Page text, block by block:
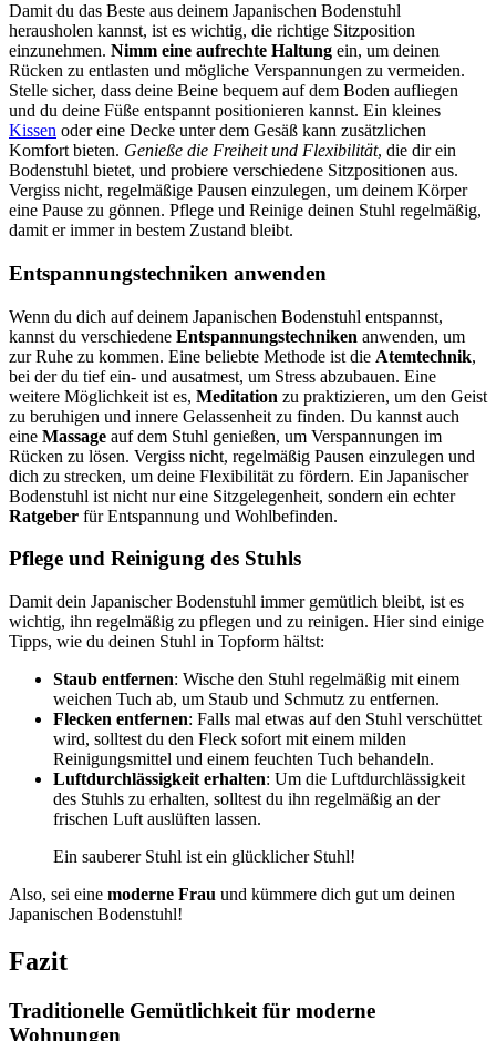
Damit du das Beste aus deinem Japanischen Bodenstuhl
herausholen kannst, ist es wichtig, die richtige Sitzposition
einzunehmen. Nimm eine aufrechte Haltung ein, um deinen
Rücken zu entlasten und mögliche Verspannungen zu vermeiden.
Stelle sicher, dass deine Beine bequem auf dem Boden aufliegen
und du deine Füße entspannt positionieren kannst. Ein kleines
Kissen oder eine Decke unter dem Gesäß kann zusätzlichen
Komfort bieten. Genieße die Freiheit und Flexibilität, die dir ein
Bodenstuhl bietet, und probiere verschiedene Sitzpositionen aus.
Vergiss nicht, regelmäßige Pausen einzulegen, um deinem Körper
eine Pause zu gönnen. Pflege und Reinige deinen Stuhl regelmäßig,
damit er immer in bestem Zustand bleibt.
Entspannungstechniken anwenden
Wenn du dich auf deinem Japanischen Bodenstuhl entspannst,
kannst du verschiedene Entspannungstechniken anwenden, um
zur Ruhe zu kommen. Eine beliebte Methode ist die Atemtechnik,
bei der du tief ein- und ausatmest, um Stress abzubauen. Eine
weitere Möglichkeit ist es, Meditation zu praktizieren, um den Geist
zu beruhigen und innere Gelassenheit zu finden. Du kannst auch
eine Massage auf dem Stuhl genießen, um Verspannungen im
Rücken zu lösen. Vergiss nicht, regelmäßig Pausen einzulegen und
dich zu strecken, um deine Flexibilität zu fördern. Ein Japanischer
Bodenstuhl ist nicht nur eine Sitzgelegenheit, sondern ein echter
Ratgeber für Entspannung und Wohlbefinden.
Pflege und Reinigung des Stuhls
Damit dein Japanischer Bodenstuhl immer gemütlich bleibt, ist es
wichtig, ihn regelmäßig zu pflegen und zu reinigen. Hier sind einige
Tipps, wie du deinen Stuhl in Topform hältst:
Staub entfernen: Wische den Stuhl regelmäßig mit einem
weichen Tuch ab, um Staub und Schmutz zu entfernen.
Flecken entfernen: Falls mal etwas auf den Stuhl verschüttet
wird, solltest du den Fleck sofort mit einem milden
Reinigungsmittel und einem feuchten Tuch behandeln.
Luftdurchlässigkeit erhalten: Um die Luftdurchlässigkeit
des Stuhls zu erhalten, solltest du ihn regelmäßig an der
frischen Luft auslüften lassen.
Ein sauberer Stuhl ist ein glücklicher Stuhl!
Also, sei eine moderne Frau und kümmere dich gut um deinen
Japanischen Bodenstuhl!
Fazit
Traditionelle Gemütlichkeit für moderne
Wohnungen